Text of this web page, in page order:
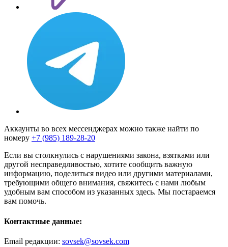
Аккаунты во всех мессенджерах можно также найти по
номеру +7 (985) 189-28-20
Если вы столкнулись с нарушениями закона, взятками или
другой несправедливостью, хотите сообщить важную
информацию, поделиться видео или другими материалами,
требующими общего внимания, свяжитесь с нами любым
удобным вам способом из указанных здесь. Мы постараемся
вам помочь.
Контактные данные:
Email редакции: sovsek@sovsek.com